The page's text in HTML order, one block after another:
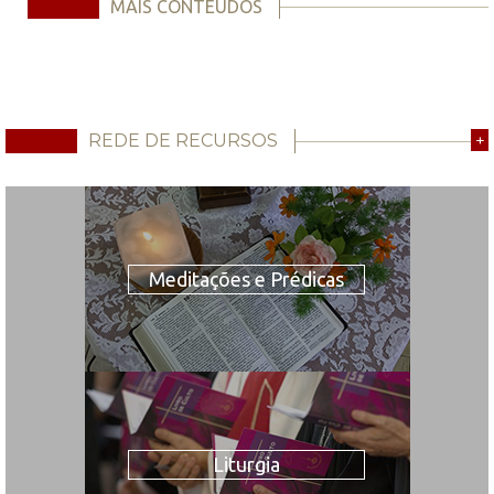
MAIS CONTEÚDOS
REDE DE RECURSOS +
Meditações e Prédicas
Liturgia